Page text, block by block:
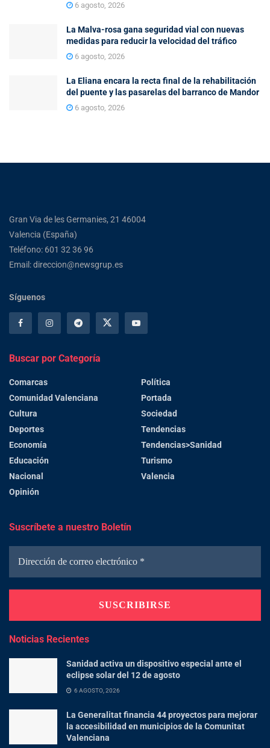
6 agosto, 2026
La Malva-rosa gana seguridad vial con nuevas
medidas para reducir la velocidad del tráfico
6 agosto, 2026
La Eliana encara la recta final de la rehabilitación
del puente y las pasarelas del barranco de Mandor
6 agosto, 2026
Gran Via de les Germanies, 21 46004
Valencia (España)
Teléfono: 601 32 36 96
Email: direccion@newsgrup.es
Síguenos
Buscar por Categoría
Comarcas
Comunidad Valenciana
Cultura
Deportes
Economía
Educación
Nacional
Opinión
Política
Portada
Sociedad
Tendencias
Tendencias>Sanidad
Turismo
Valencia
Suscríbete a nuestro Boletín
Noticias Recientes
Sanidad activa un dispositivo especial ante el
eclipse solar del 12 de agosto
6 AGOSTO, 2026
La Generalitat financia 44 proyectos para mejorar
la accesibilidad en municipios de la Comunitat
Valenciana